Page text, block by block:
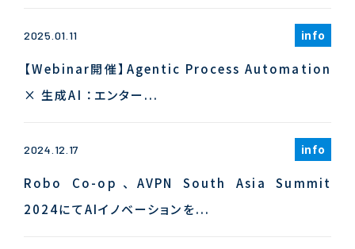
2025.01.11 info
【Webinar開催】Agentic Process Automation
× 生成AI ：エンター...
2024.12.17 info
Robo Co-op、AVPN South Asia Summit
2024にてAIイノベーションを...